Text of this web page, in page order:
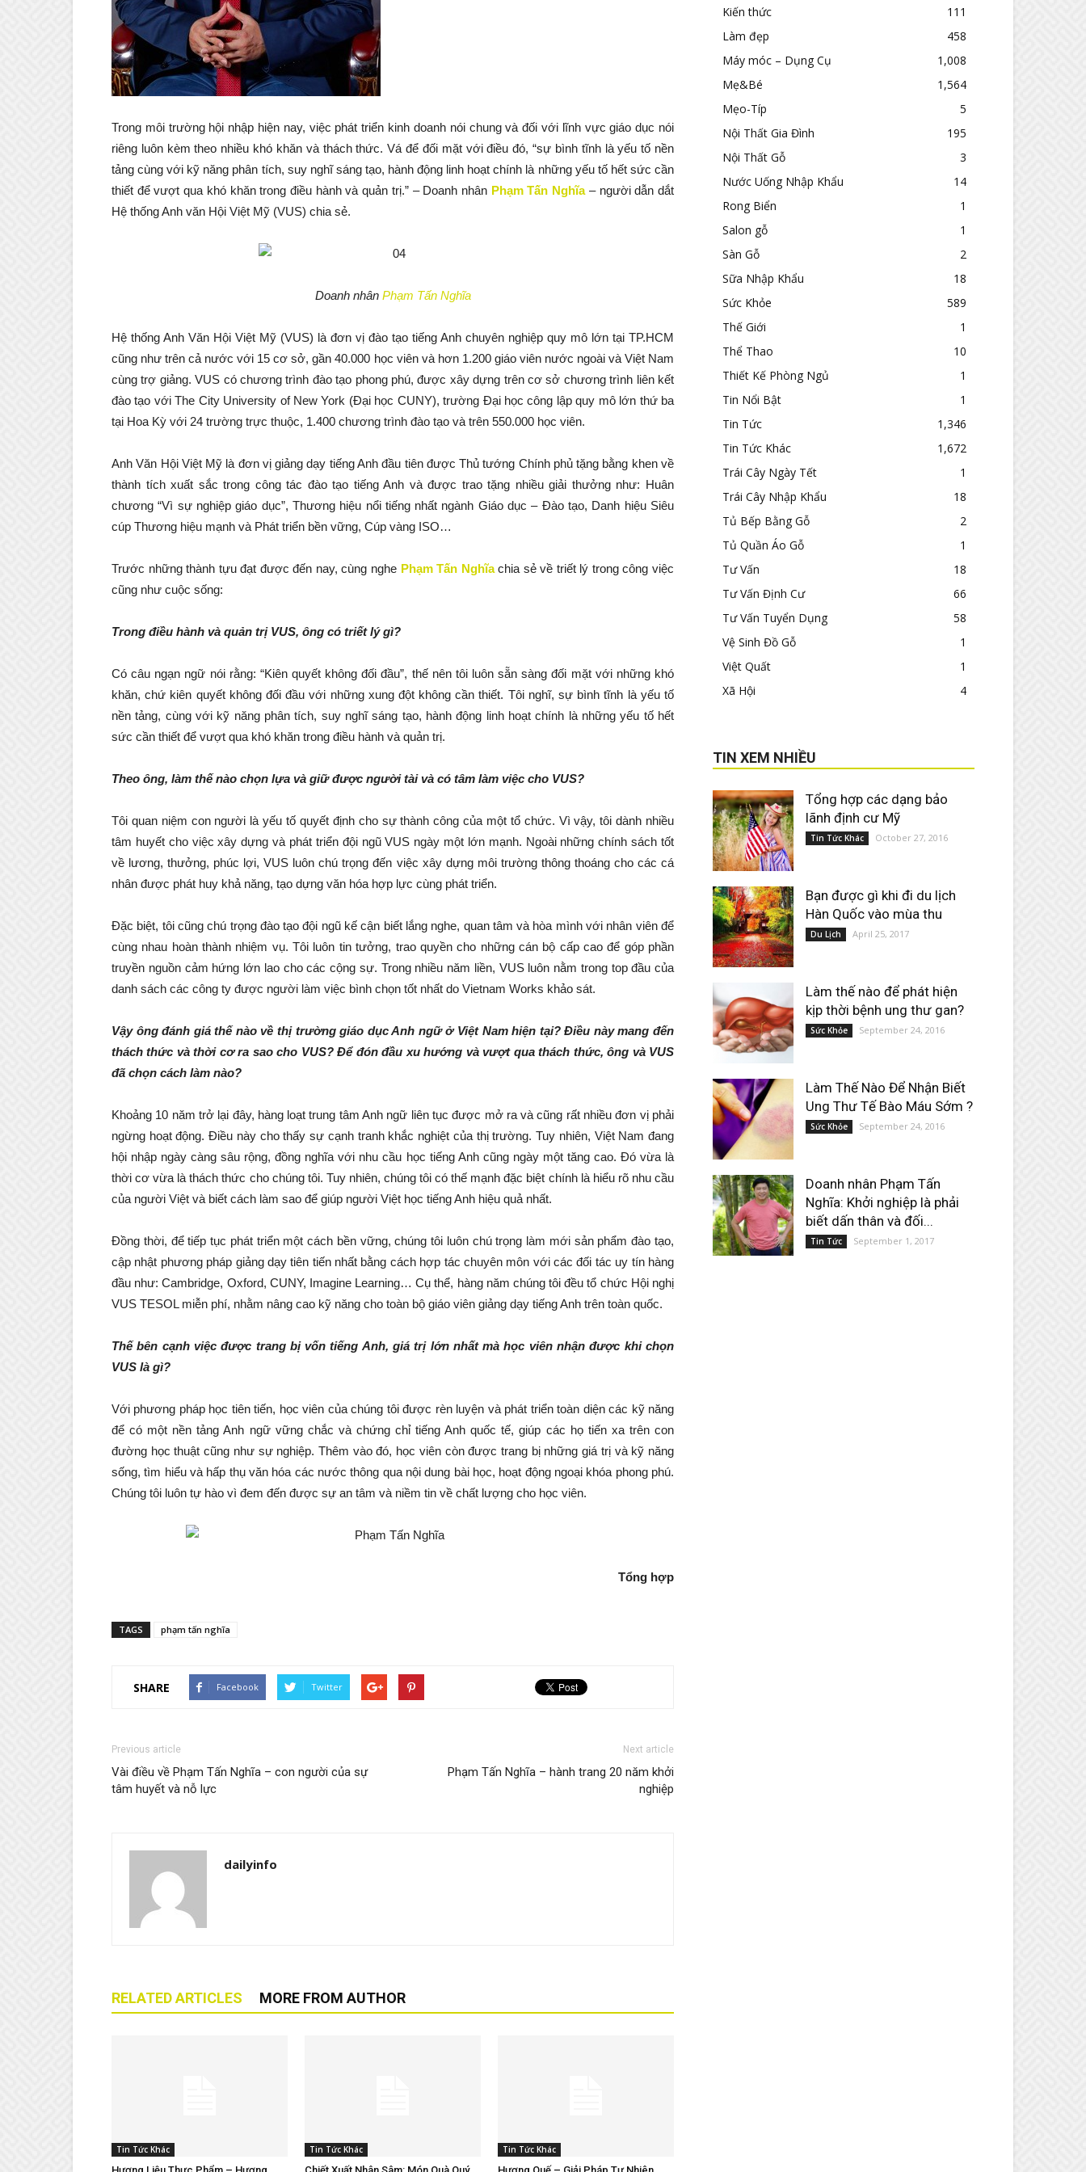
Trong môi trường hội nhập hiện nay, việc phát triển kinh doanh nói chung và đối với lĩnh vực giáo dục nói
riêng luôn kèm theo nhiều khó khăn và thách thức. Vá để đối mặt với điều đó, “sự bình tĩnh là yếu tố nền
tảng cùng với kỹ năng phân tích, suy nghĩ sáng tạo, hành động linh hoạt chính là những yếu tố hết sức cần
thiết để vượt qua khó khăn trong điều hành và quản trị.” – Doanh nhân Phạm Tấn Nghĩa– người dẫn dắt
Hệ thống Anh văn Hội Việt Mỹ (VUS) chia sẻ.
Doanh nhân Phạm Tấn Nghĩa
Hệ thống Anh Văn Hội Việt Mỹ (VUS) là đơn vị đào tạo tiếng Anh chuyên nghiệp quy mô lớn tại TP.HCM
cũng như trên cả nước với 15 cơ sở, gần 40.000 học viên và hơn 1.200 giáo viên nước ngoài và Việt Nam
cùng trợ giảng. VUS có chương trình đào tạo phong phú, được xây dựng trên cơ sở chương trình liên kết
đào tạo với The City University of New York (Đại học CUNY), trường Đại học công lập quy mô lớn thứ ba
tại Hoa Kỳ với 24 trường trực thuộc, 1.400 chương trình đào tạo và trên 550.000 học viên.
Anh Văn Hội Việt Mỹ là đơn vị giảng dạy tiếng Anh đầu tiên được Thủ tướng Chính phủ tặng bằng khen về
thành tích xuất sắc trong công tác đào tạo tiếng Anh và được trao tặng nhiều giải thưởng như: Huân
chương “Vì sự nghiệp giáo dục”, Thương hiệu nổi tiếng nhất ngành Giáo dục – Đào tạo, Danh hiệu Siêu
cúp Thương hiệu mạnh và Phát triển bền vững, Cúp vàng ISO…
Trước những thành tựu đạt được đến nay, cùng nghe Phạm Tấn Nghĩachia sẻ về triết lý trong công việc
cũng như cuộc sống:
Trong điều hành và quản trị VUS, ông có triết lý gì?
Có câu ngạn ngữ nói rằng: “Kiên quyết không đối đầu”, thế nên tôi luôn sẵn sàng đối mặt với những khó
khăn, chứ kiên quyết không đối đầu với những xung đột không cần thiết. Tôi nghĩ, sự bình tĩnh là yếu tố
nền tảng, cùng với kỹ năng phân tích, suy nghĩ sáng tạo, hành động linh hoạt chính là những yếu tố hết
sức cần thiết để vượt qua khó khăn trong điều hành và quản trị.
Theo ông, làm thế nào chọn lựa và giữ được người tài và có tâm làm việc cho VUS?
Tôi quan niệm con người là yếu tố quyết định cho sự thành công của một tổ chức. Vì vậy, tôi dành nhiều
tâm huyết cho việc xây dựng và phát triển đội ngũ VUS ngày một lớn mạnh. Ngoài những chính sách tốt
về lương, thưởng, phúc lợi, VUS luôn chú trọng đến việc xây dựng môi trường thông thoáng cho các cá
nhân được phát huy khả năng, tạo dựng văn hóa hợp lực cùng phát triển.
Đặc biệt, tôi cũng chú trọng đào tạo đội ngũ kế cận biết lắng nghe, quan tâm và hòa mình với nhân viên để
cùng nhau hoàn thành nhiệm vụ. Tôi luôn tin tưởng, trao quyền cho những cán bộ cấp cao để góp phần
truyền nguồn cảm hứng lớn lao cho các cộng sự. Trong nhiều năm liền, VUS luôn nằm trong top đầu của
danh sách các công ty được người làm việc bình chọn tốt nhất do Vietnam Works khảo sát.
Vậy ông đánh giá thế nào về thị trường giáo dục Anh ngữ ở Việt Nam hiện tại? Điều này mang đến
thách thức và thời cơ ra sao cho VUS? Để đón đầu xu hướng và vượt qua thách thức, ông và VUS
đã chọn cách làm nào?
Khoảng 10 năm trở lại đây, hàng loạt trung tâm Anh ngữ liên tục được mở ra và cũng rất nhiều đơn vị phải
ngừng hoạt động. Điều này cho thấy sự cạnh tranh khắc nghiệt của thị trường. Tuy nhiên, Việt Nam đang
hội nhập ngày càng sâu rộng, đồng nghĩa với nhu cầu học tiếng Anh cũng ngày một tăng cao. Đó vừa là
thời cơ vừa là thách thức cho chúng tôi. Tuy nhiên, chúng tôi có thế mạnh đặc biệt chính là hiểu rõ nhu cầu
của người Việt và biết cách làm sao để giúp người Việt học tiếng Anh hiệu quả nhất.
Đồng thời, để tiếp tục phát triển một cách bền vững, chúng tôi luôn chú trọng làm mới sản phẩm đào tạo,
cập nhật phương pháp giảng dạy tiên tiến nhất bằng cách hợp tác chuyên môn với các đối tác uy tín hàng
đầu như: Cambridge, Oxford, CUNY, Imagine Learning… Cụ thể, hàng năm chúng tôi đều tổ chức Hội nghị
VUS TESOL miễn phí, nhằm nâng cao kỹ năng cho toàn bộ giáo viên giảng dạy tiếng Anh trên toàn quốc.
Thế bên cạnh việc được trang bị vốn tiếng Anh, giá trị lớn nhất mà học viên nhận được khi chọn
VUS là gì?
Với phương pháp học tiên tiến, học viên của chúng tôi được rèn luyện và phát triển toàn diện các kỹ năng
để có một nền tảng Anh ngữ vững chắc và chứng chỉ tiếng Anh quốc tế, giúp các họ tiến xa trên con
đường học thuật cũng như sự nghiệp. Thêm vào đó, học viên còn được trang bị những giá trị và kỹ năng
sống, tìm hiểu và hấp thụ văn hóa các nước thông qua nội dung bài học, hoạt động ngoại khóa phong phú.
Chúng tôi luôn tự hào vì đem đến được sự an tâm và niềm tin về chất lượng cho học viên.
Tổng hợp
TAGS phạm tấn nghĩa
SHARE Facebook Twitter
Previous article
Vài điều về Phạm Tấn Nghĩa – con người của sự
tâm huyết và nỗ lực
Next article
Phạm Tấn Nghĩa – hành trang 20 năm khởi
nghiệp
dailyinfo
RELATED ARTICLES MORE FROM AUTHOR
Tin Tức Khác Tin Tức Khác Tin Tức Khác
Kiến thức
111
Làm đẹp
458
Máy móc – Dụng Cụ
1,008
Mẹ&Bé
1,564
Mẹo-Típ
5
Nội Thất Gia Đình
195
Nội Thất Gỗ
3
Nước Uống Nhập Khẩu
14
Rong Biển
1
Salon gỗ
1
Sàn Gỗ
2
Sữa Nhập Khẩu
18
Sức Khỏe
589
Thế Giới
1
Thể Thao
10
Thiết Kế Phòng Ngủ
1
Tin Nổi Bật
1
Tin Tức
1,346
Tin Tức Khác
1,672
Trái Cây Ngày Tết
1
Trái Cây Nhập Khẩu
18
Tủ Bếp Bằng Gỗ
2
Tủ Quần Áo Gỗ
1
Tư Vấn
18
Tư Vấn Định Cư
66
Tư Vấn Tuyển Dụng
58
Vệ Sinh Đồ Gỗ
1
Việt Quất
1
Xã Hội
4
TIN XEM NHIỀU
Tổng hợp các dạng bảo
lãnh định cư Mỹ
Tin Tức Khác October 27, 2016
Bạn được gì khi đi du lịch
Hàn Quốc vào mùa thu
Du Lịch April 25, 2017
Làm thế nào để phát hiện
kịp thời bệnh ung thư gan?
Sức Khỏe September 24, 2016
Làm Thế Nào Để Nhận Biết
Ung Thư Tế Bào Máu Sớm ?
Sức Khỏe September 24, 2016
Doanh nhân Phạm Tấn
Nghĩa: Khởi nghiệp là phải
biết dấn thân và đối...
Tin Tức September 1, 2017